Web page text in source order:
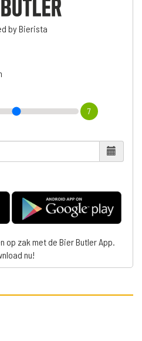
by Bierista
7
zak met de Bier Butler App.
nu!